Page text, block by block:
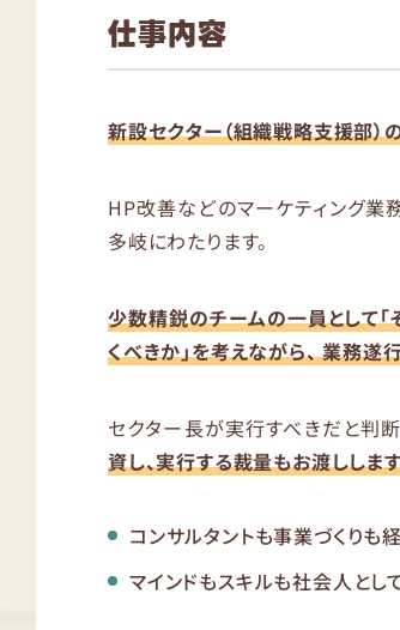
仕事内容
新設セクター（組織戦略支援部）
HP改善などのマーケティング業
多岐にわたります。
少数精鋭のチームの一員として「
くべきか」を考えながら、 業務遂
セクター長が実行すべきだと判
資し、実行する裁量もお渡しします
コンサルタントも事業づくりも
マインドもスキルも社会人と